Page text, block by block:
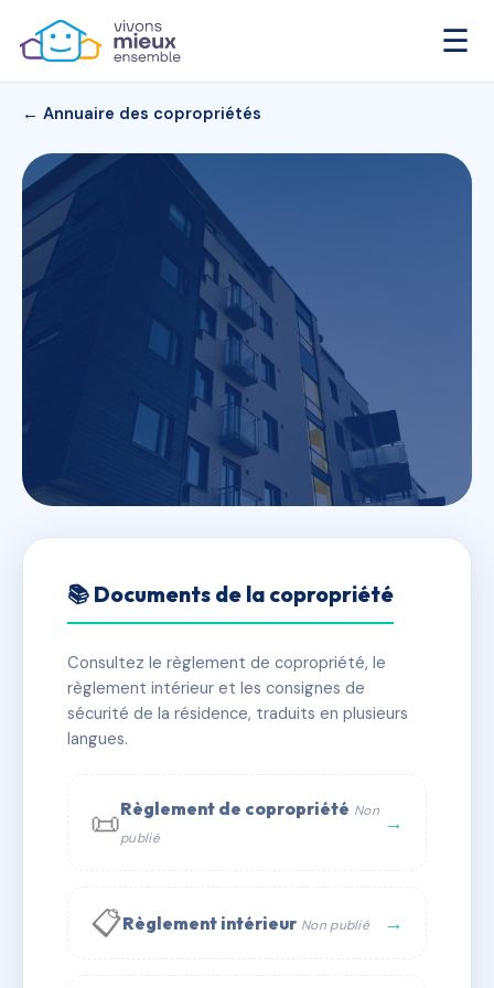
☰
← Annuaire des copropriétés
LES HAUTS DE SASSENAGE
✓ Immatriculée 🏠 192 lots 🏗 4 bâtiment(s)
📞 Contacter Syndic Digital
📚 Documents de la copropriété
Consultez le règlement de copropriété, le
règlement intérieur et les consignes de
sécurité de la résidence, traduits en plusieurs
langues.
📜Règlement de copropriété Non
publié
→
📋Règlement intérieur Non publié →